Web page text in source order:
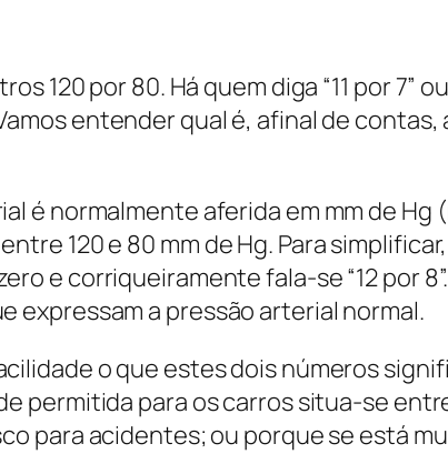
120 por 80. Há quem diga “11 por
entender qual é, afinal de
é normalmente aferida em mm de
120 e 80 mm de Hg. Para
e corriqueiramente fala-se “12 por
expressam a pressão arterial normal.
o que estes dois números
permitida para os carros situa-se
para acidentes; ou porque se está